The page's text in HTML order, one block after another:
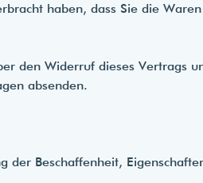
haben, dass Sie die
den Widerruf dieses Vertrags
absenden.
Beschaffenheit,